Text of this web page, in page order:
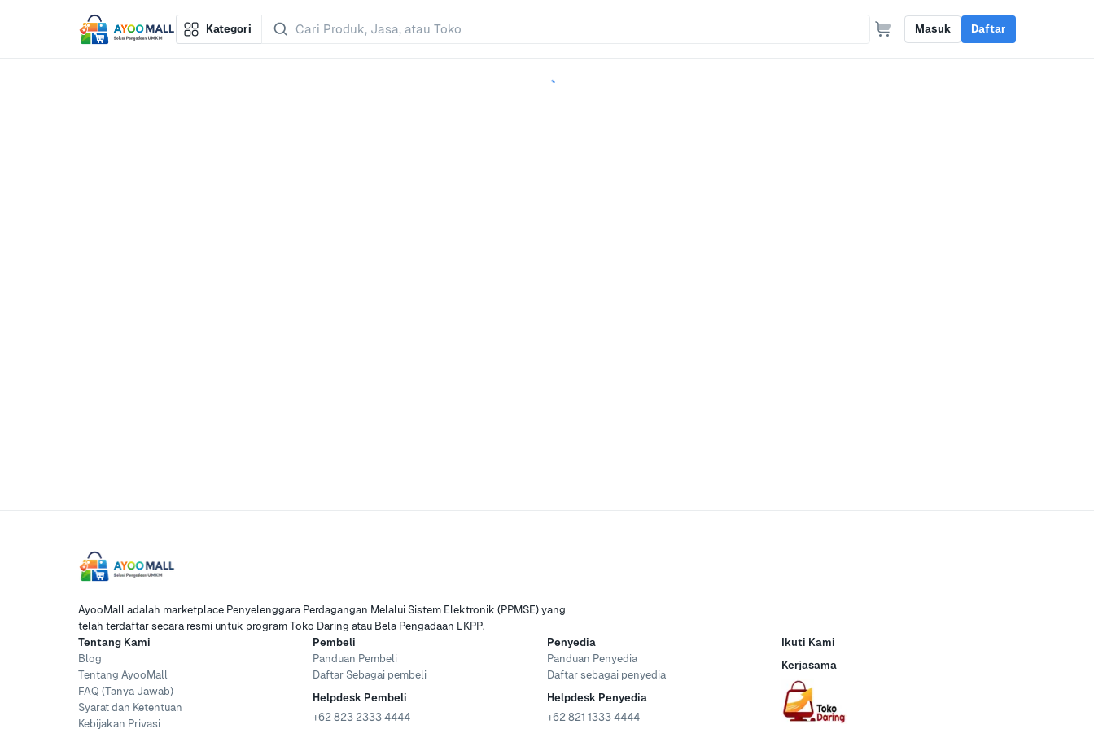
Kategori Masuk Daftar
AyooMall adalah marketplace Penyelenggara Perdagangan Melalui Sistem Elektronik (PPMSE) yang
telah terdaftar secara resmi untuk program Toko Daring atau Bela Pengadaan LKPP.
Tentang Kami
Blog
Tentang AyooMall
FAQ (Tanya Jawab)
Syarat dan Ketentuan
Kebijakan Privasi
Pembeli
Panduan Pembeli
Daftar Sebagai pembeli
Helpdesk Pembeli
+62 823 2333 4444
Penyedia
Panduan Penyedia
Daftar sebagai penyedia
Helpdesk Penyedia
+62 821 1333 4444
Ikuti Kami
Kerjasama